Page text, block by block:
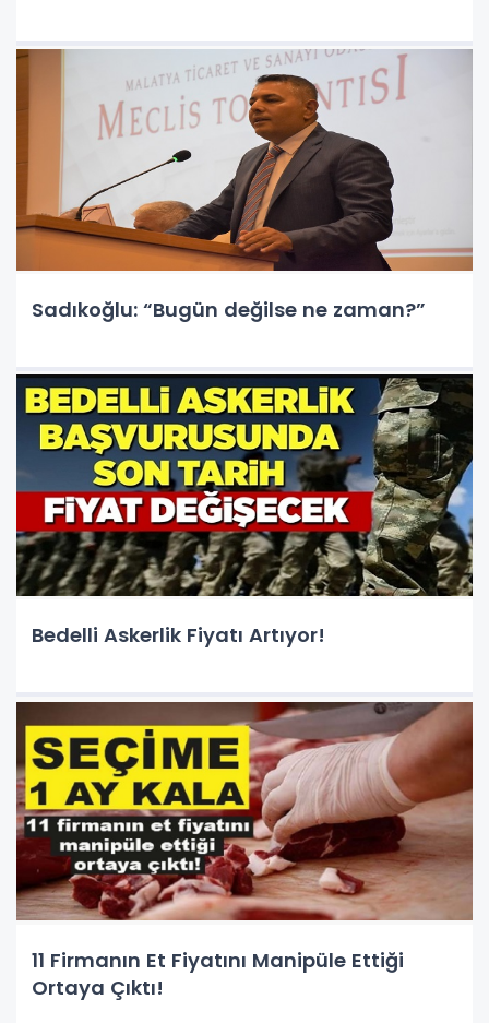
Sadıkoğlu: “Bugün değilse ne zaman?”
Bedelli Askerlik Fiyatı Artıyor!
11 Firmanın Et Fiyatını Manipüle Ettiği
Ortaya Çıktı!